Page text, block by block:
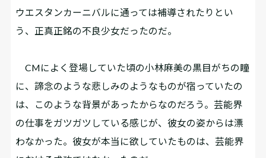
ウエスタンカーニバルに通っては補導されたりとい
う、正真正銘の不良少女だったのだ。
CMによく登場していた頃の小林麻美の黒目がちの瞳
に、諦念のような悲しみのようなものが宿っていたの
は、このような背景があったからなのだろう。芸能界
の仕事をガツガツしている感じが、彼女の姿からは漂
わなかった。彼女が本当に欲していたものは、芸能界